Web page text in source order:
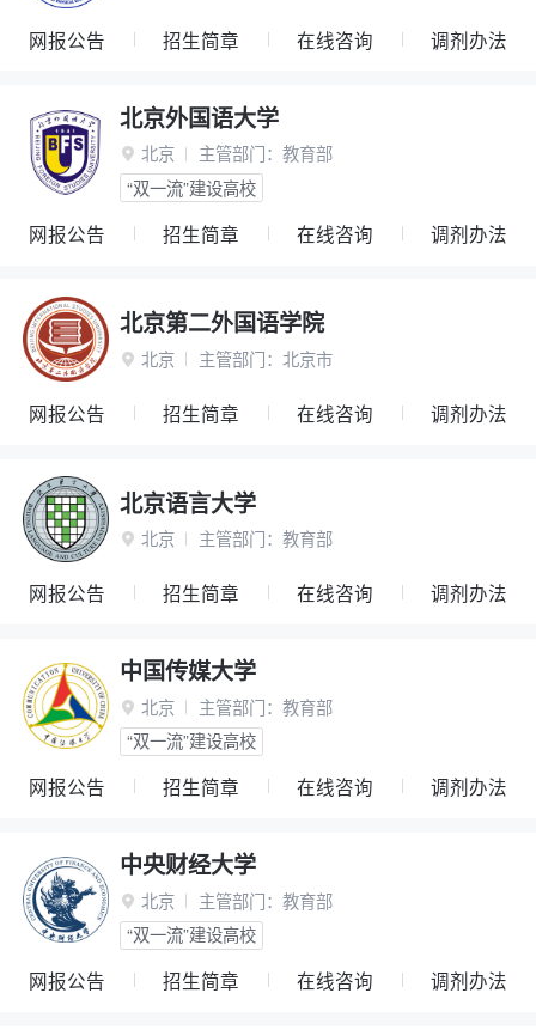
网报公告 招生简章 在线咨询 调剂办法
北京外国语大学
 北京 主管部门： 教育部
“双一流”建设高校
网报公告 招生简章 在线咨询 调剂办法
北京第二外国语学院
 北京 主管部门： 北京市
网报公告 招生简章 在线咨询 调剂办法
北京语言大学
 北京 主管部门： 教育部
网报公告 招生简章 在线咨询 调剂办法
中国传媒大学
 北京 主管部门： 教育部
“双一流”建设高校
网报公告 招生简章 在线咨询 调剂办法
中央财经大学
 北京 主管部门： 教育部
“双一流”建设高校
网报公告 招生简章 在线咨询 调剂办法